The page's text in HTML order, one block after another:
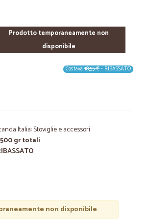
Prodotto temporaneamente non
disponibile
Costava 18,55 €- RIBASSATO
Italia: Stoviglie e accessori
500 gr totali
non disponibile